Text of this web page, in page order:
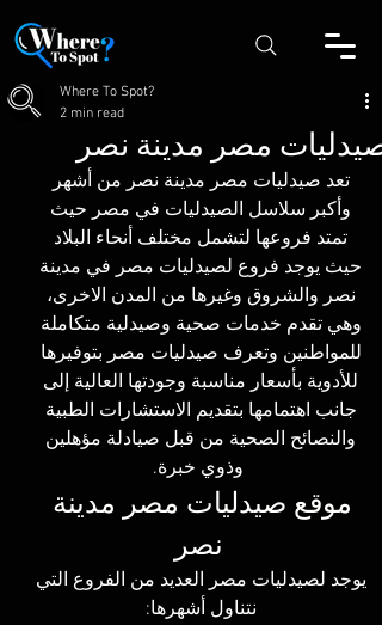
صيدليات مصر مدينة نصر
Where To Spot?
2 min read
تعد صيدليات مصر مدينة نصر من أشهر
وأكبر سلاسل الصيدليات في مصر حيث
تمتد فروعها لتشمل مختلف أنحاء البلاد
حيث يوجد فروع لصيدليات مصر في مدينة
نصر والشروق وغيرها من المدن الاخرى،
وهي تقدم خدمات صحية وصيدلية متكاملة
للمواطنين وتعرف صيدليات مصر بتوفيرها
للأدوية بأسعار مناسبة وجودتها العالية إلى
جانب اهتمامها بتقديم الاستشارات الطبية
والنصائح الصحية من قبل صيادلة مؤهلين
وذوي خبرة.
موقع صيدليات مصر مدينة
نصر
يوجد لصيدليات مصر العديد من الفروع التي
نتناول أشهرها: